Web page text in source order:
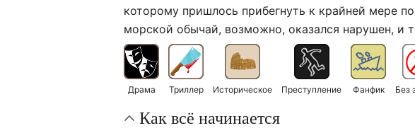
которому пришлось прибегнуть к крайней мере
морской обычай, возможно, оказался нарушен, и
Драма Триллер Историческое Преступление Фанфик Без
Как всё начинается